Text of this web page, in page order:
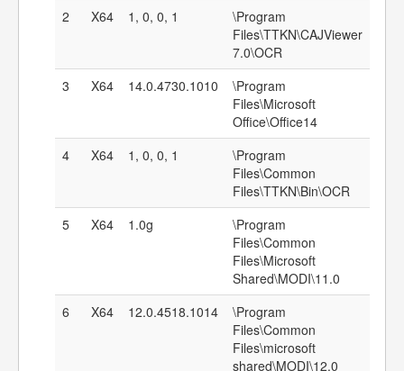
2
X64 1, 0, 0, 1
\Program
Files\TTKN\CAJViewer
7.0\OCR
3
X64 14.0.4730.1010
\Program
Files\Microsoft
Office\Office14
4
X64 1, 0, 0, 1
\Program
Files\Common
Files\TTKN\Bin\OCR
5
X64 1.0g
\Program
Files\Common
Files\Microsoft
Shared\MODI\11.0
6
X64 12.0.4518.1014
\Program
Files\Common
Files\microsoft
shared\MODI\12.0